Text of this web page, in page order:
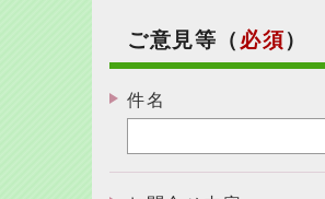
ご意見等（ 必須）
件名